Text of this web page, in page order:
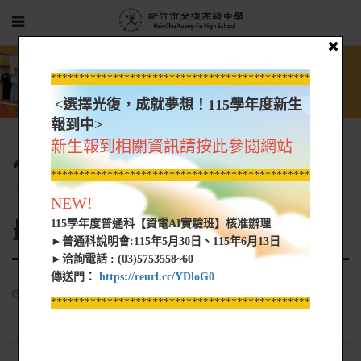
最新消息
最新消息
*****************************************************
<選擇光復，成就夢想！115學年度新生
報到中>
新生報到相關資訊請按此參閱網站
*****************************************************
NEW!
115學年度普通科【資電AI實驗班】核准辦理
►普通科說明會:115年5月30日、115年6月13日
►洽詢電話 : (03)5753558~60
傳送門： https://reurl.cc/YDloG0
*****************************************************